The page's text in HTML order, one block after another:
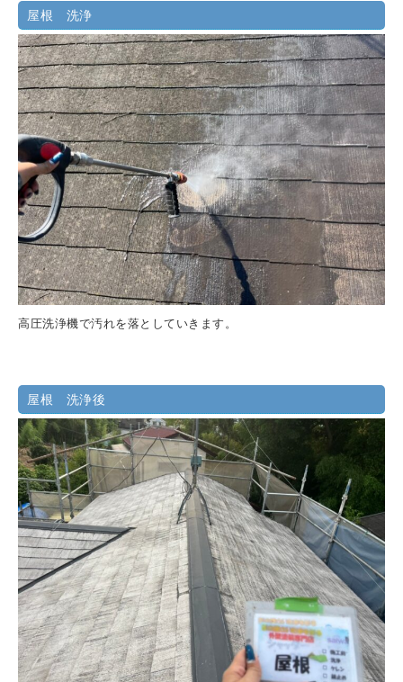
屋根 洗浄
高圧洗浄機で汚れを落としていきます。
屋根 洗浄後